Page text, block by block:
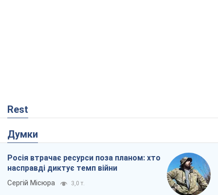
Rest
Думки
Росія втрачає ресурси поза планом: хто
насправді диктує темп війни
Сергій Місюра 3,0 т.